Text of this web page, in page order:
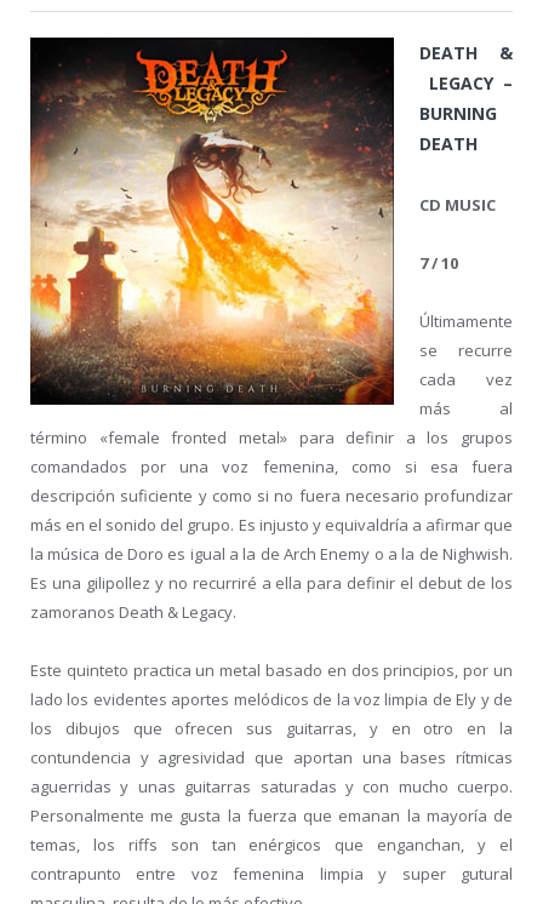
DEATH &
LEGACY –
BURNING
DEATH
CD MUSIC
7 / 10
Últimamente
se recurre
cada vez
más al
término «female fronted metal» para definir a los grupos
comandados por una voz femenina, como si esa fuera
descripción suficiente y como si no fuera necesario profundizar
más en el sonido del grupo. Es injusto y equivaldría a afirmar que
la música de Doro es igual a la de Arch Enemy o a la de Nighwish.
Es una gilipollez y no recurriré a ella para definir el debut de los
zamoranos Death & Legacy.
Este quinteto practica un metal basado en dos principios, por un
lado los evidentes aportes melódicos de la voz limpia de Ely y de
los dibujos que ofrecen sus guitarras, y en otro en la
contundencia y agresividad que aportan una bases rítmicas
aguerridas y unas guitarras saturadas y con mucho cuerpo.
Personalmente me gusta la fuerza que emanan la mayoría de
temas, los riffs son tan enérgicos que enganchan, y el
contrapunto entre voz femenina limpia y super gutural